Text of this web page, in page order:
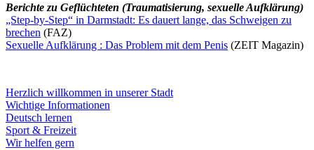
Berichte zu Geflüchteten (Traumatisierung, sexuelle Aufklärung)
„Step-by-Step“ in Darmstadt: Es dauert lange, das Schweigen zu
brechen (FAZ)
Sexuelle Aufklärung : Das Problem mit dem Penis (ZEIT Magazin)
Herzlich willkommen in unserer Stadt
Wichtige Informationen
Deutsch lernen
Sport & Freizeit
Wir helfen gern